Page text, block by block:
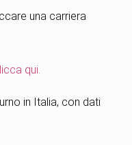
una carriera
qui.
in Italia, con dati